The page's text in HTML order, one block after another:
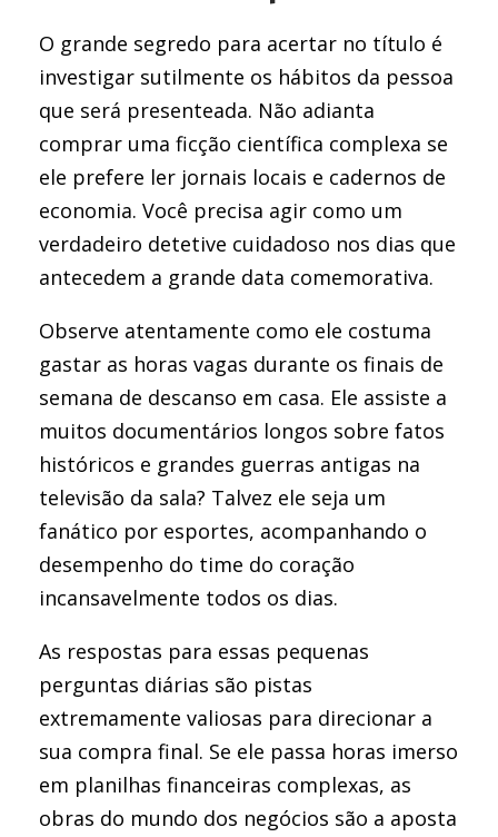
O grande segredo para acertar no título é
investigar sutilmente os hábitos da pessoa
que será presenteada. Não adianta
comprar uma ficção científica complexa se
ele prefere ler jornais locais e cadernos de
economia. Você precisa agir como um
verdadeiro detetive cuidadoso nos dias que
antecedem a grande data comemorativa.
Observe atentamente como ele costuma
gastar as horas vagas durante os finais de
semana de descanso em casa. Ele assiste a
muitos documentários longos sobre fatos
históricos e grandes guerras antigas na
televisão da sala? Talvez ele seja um
fanático por esportes, acompanhando o
desempenho do time do coração
incansavelmente todos os dias.
As respostas para essas pequenas
perguntas diárias são pistas
extremamente valiosas para direcionar a
sua compra final. Se ele passa horas imerso
em planilhas financeiras complexas, as
obras do mundo dos negócios são a aposta